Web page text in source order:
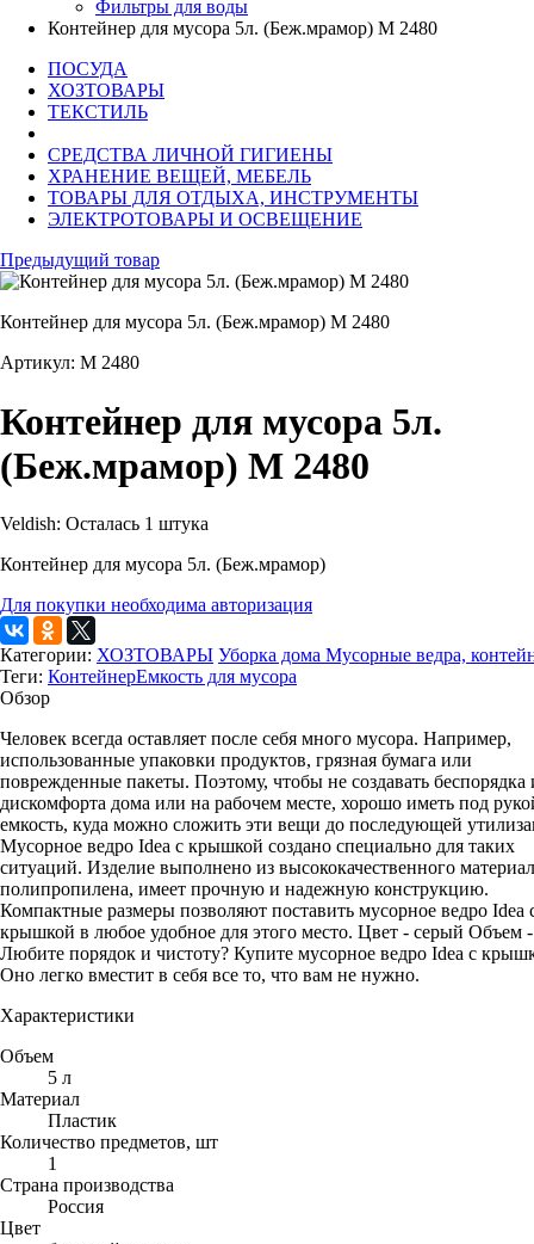
Фильтры для воды
Контейнер для мусора 5л. (Беж.мрамор) М 2480
ПОСУДА
ХОЗТОВАРЫ
ТЕКСТИЛЬ
СРЕДСТВА ЛИЧНОЙ ГИГИЕНЫ
ХРАНЕНИЕ ВЕЩЕЙ, МЕБЕЛЬ
ТОВАРЫ ДЛЯ ОТДЫХА, ИНСТРУМЕНТЫ
ЭЛЕКТРОТОВАРЫ И ОСВЕЩЕНИЕ
Предыдущий товар
Контейнер для мусора 5л. (Беж.мрамор) М 2480
Артикул: М 2480
Контейнер для мусора 5л.
(Беж.мрамор) М 2480
Veldish: Осталась 1 штука
Контейнер для мусора 5л. (Беж.мрамор)
Для покупки необходима авторизация
Категории: ХОЗТОВАРЫ Уборка дома Мусорные ведра,
Теги: КонтейнерЕмкость для мусора
Обзор
Человек всегда оставляет после себя много мусора. Например,
использованные упаковки продуктов, грязная бумага или
поврежденные пакеты. Поэтому, чтобы не создавать беспорядка
дискомфорта дома или на рабочем месте, хорошо иметь под
емкость, куда можно сложить эти вещи до последующей
Мусорное ведро Idea с крышкой создано специально для таких
ситуаций. Изделие выполнено из высококачественного
полипропилена, имеет прочную и надежную конструкцию.
Компактные размеры позволяют поставить мусорное ведро Idea
крышкой в любое удобное для этого место. Цвет - серый Объем
Любите порядок и чистоту? Купите мусорное ведро Idea с
Оно легко вместит в себя все то, что вам не нужно.
Характеристики
Объем
5 л
Материал
Пластик
Количество предметов, шт
1
Страна производства
Россия
Цвет